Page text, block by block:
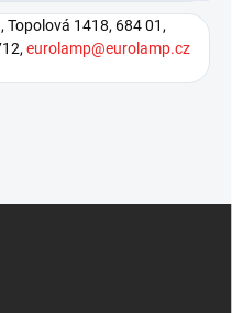
Topolová 1418, 684 01,
eurolamp@eurolamp.cz